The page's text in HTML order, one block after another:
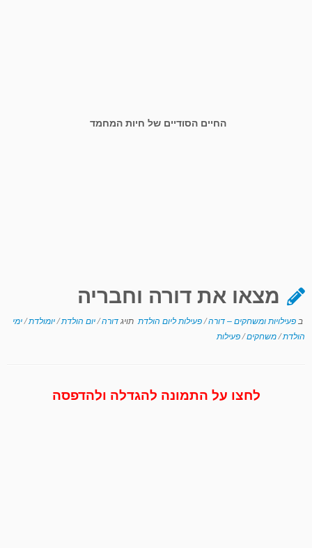
החיים הסודיים של חיות המחמד
מצאו את דורה וחבריה
ב פעילויות ומשחקים – דורה/פעילות ליום הולדת תויגדורה/יום הולדת/יומולדת/ימי
הולדת/משחקים/פעילות
לחצו על התמונה להגדלה ולהדפסה